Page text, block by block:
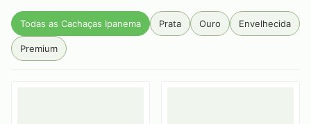
Todas as Cachaças Ipanema Prata Ouro Envelhecida
Premium